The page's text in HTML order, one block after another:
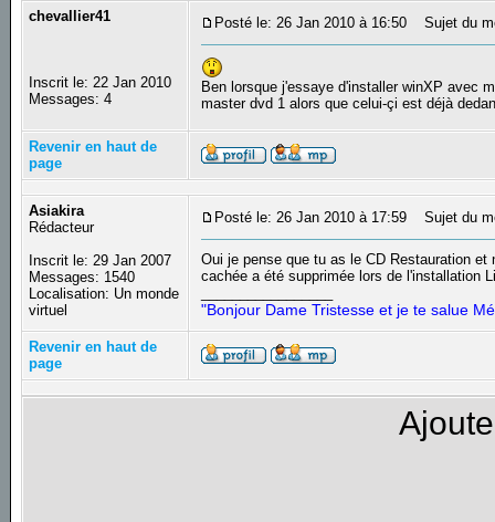
chevallier41
Inscrit le: 22 Jan 2010
Messages: 4
Posté le: 26 Jan 2010 à 16:50 Sujet du
Ben lorsque j'essaye d'installer winXP avec
master dvd 1 alors que celui-çi est déjà
Revenir en haut de
page
Asiakira
Rédacteur
Inscrit le: 29 Jan 2007
Messages: 1540
Localisation: Un monde
virtuel
Posté le: 26 Jan 2010 à 17:59 Sujet du
Oui je pense que tu as le CD Restauration
cachée a été supprimée lors de l'installation
"Bonjour Dame Tristesse et je te salue
Revenir en haut de
page